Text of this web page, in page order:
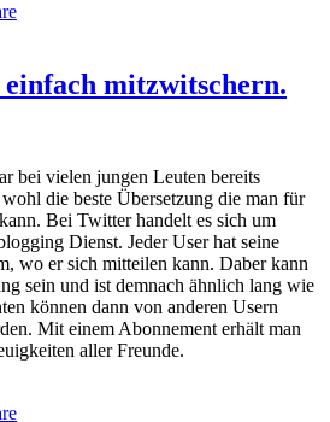
mitzwitschern.
bei vielen jungen Leuten bereits
die beste Übersetzung die man für
Bei Twitter handelt es sich um
Dienst. Jeder User hat seine
wo er sich mitteilen kann. Daber kann
sein und ist demnach ähnlich lang wie
können dann von anderen Usern
Mit einem Abonnement erhält man
aller Freunde.